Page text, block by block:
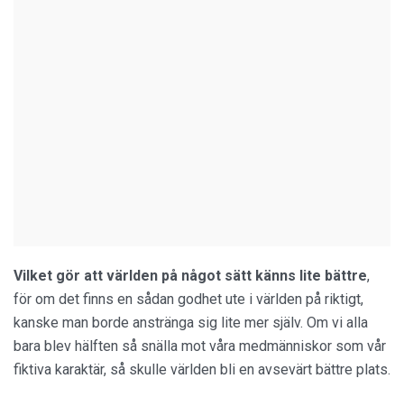
Vilket gör att världen på något sätt känns lite bättre,
för om det finns en sådan godhet ute i världen på riktigt,
kanske man borde anstränga sig lite mer själv. Om vi alla
bara blev hälften så snälla mot våra medmänniskor som vår
fiktiva karaktär, så skulle världen bli en avsevärt bättre plats.